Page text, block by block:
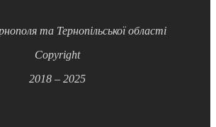
та Тернопільської області
Copyright
2018 – 2025